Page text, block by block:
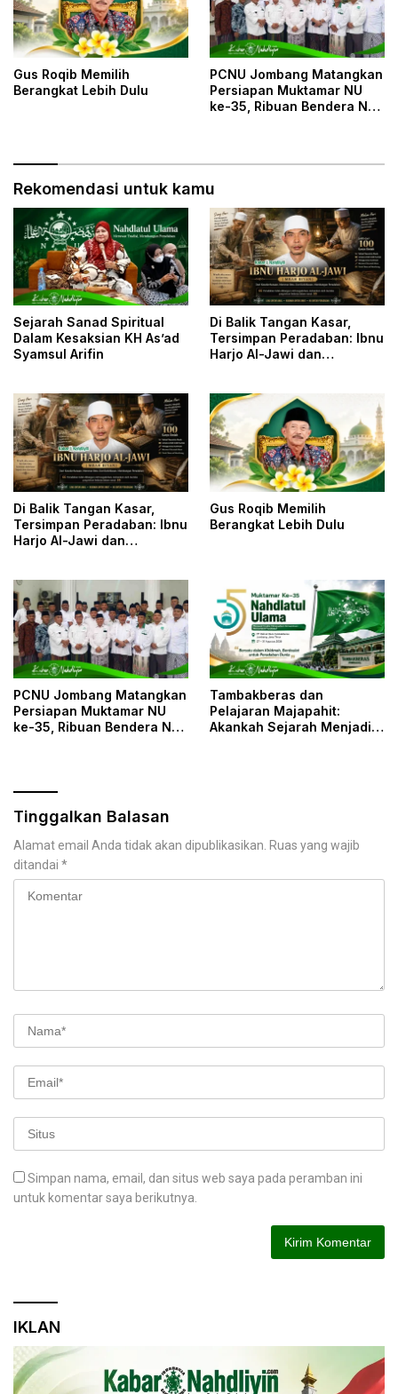
Gus Roqib Memilih
Berangkat Lebih Dulu
PCNU Jombang Matangkan
Persiapan Muktamar NU
ke-35, Ribuan Bendera NU
Rekomendasi untuk kamu
Sejarah Sanad Spiritual
Dalam Kesaksian KH As’ad
Syamsul Arifin
Di Balik Tangan Kasar,
Tersimpan Peradaban: Ibnu
Harjo Al-Jawi dan
Islam
Di Balik Tangan Kasar,
Tersimpan Peradaban: Ibnu
Harjo Al-Jawi dan
Islam
Gus Roqib Memilih
Berangkat Lebih Dulu
PCNU Jombang Matangkan
Persiapan Muktamar NU
ke-35, Ribuan Bendera NU
Tambakberas dan
Pelajaran Majapahit:
Akankah Sejarah Menjadi
Tinggalkan Balasan
Alamat email Anda tidak akan dipublikasikan. Ruas yang wajib
ditandai *
Simpan nama, email, dan situs web saya pada peramban ini
untuk komentar saya berikutnya.
IKLAN